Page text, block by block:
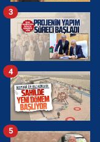
3
4
5